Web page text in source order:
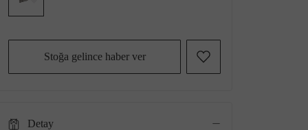
Stoğa gelince haber ver
Detay